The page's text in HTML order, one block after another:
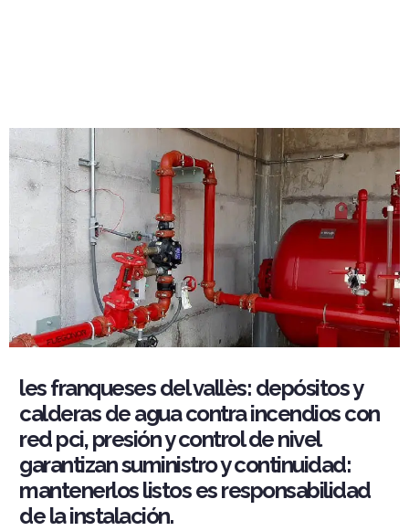
les franqueses del vallès: depósitos y
calderas de agua contra incendios con
red pci, presión y control de nivel
garantizan suministro y continuidad:
mantenerlos listos es responsabilidad
de la instalación.